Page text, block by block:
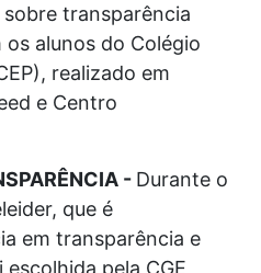
transparência
alunos do Colégio
realizado em
e Centro
- Durante o
que é
em transparência e
pela CGE